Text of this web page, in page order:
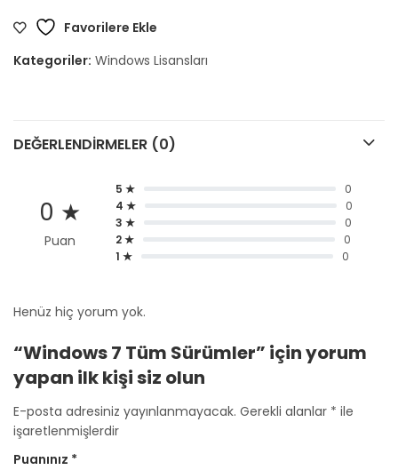
Favorilere Ekle
Kategoriler: Windows Lisansları
DEĞERLENDIRMELER (0)
0 ★
Puan
5 ★
0
4 ★
0
3 ★
0
2 ★
0
1 ★
0
Henüz hiç yorum yok.
“Windows 7 Tüm Sürümler” için yorum
yapan ilk kişi siz olun
E-posta adresiniz yayınlanmayacak. Gerekli alanlar * ile
işaretlenmişlerdir
Puanınız *